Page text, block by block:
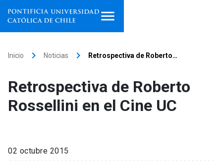
Facultades, escuelas e
institutos
Internacionalización
Inicio keyboard_arrow_right Noticias keyboard_arrow_right Retrospectiva de Roberto…
Retrospectiva de Roberto
Rossellini en el Cine UC
02 octubre 2015